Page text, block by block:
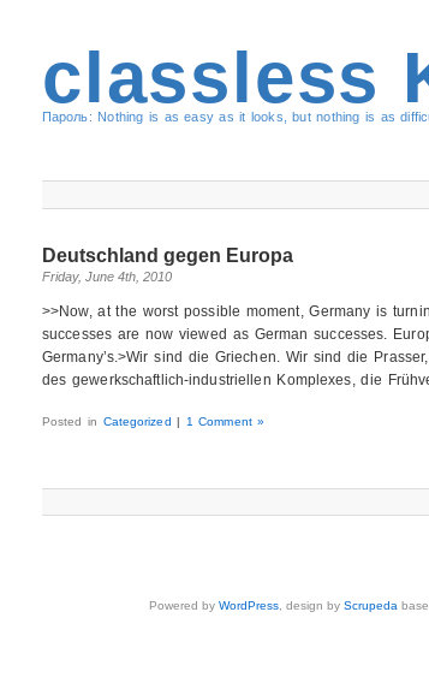
classless
Пароль: Nothing is as easy as it looks, but nothing is as
Deutschland gegen Europa
Friday, June 4th, 2010
>>Now, at the worst possible moment, Germany is
successes are now viewed as German successes.
Germany’s.>Wir sind die Griechen. Wir sind die
des gewerkschaftlich-industriellen Komplexes, die
Posted in Categorized | 1 Comment »
Powered byWordPress , design byScrupeda